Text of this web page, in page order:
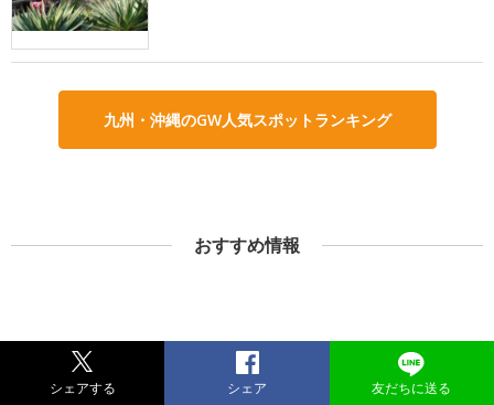
九州・沖縄のGW人気スポットランキング
おすすめ情報
シェアする シェア 友だちに送る